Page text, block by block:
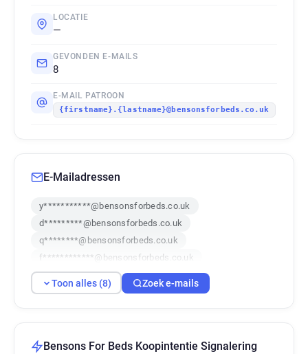
LOCATIE
—
GEVONDEN E-MAILS
8
E-MAIL PATROON
{firstname}.{lastname}@bensonsforbeds.co.uk
E-Mailadressen
y***********@bensonsforbeds.co.uk
d*********@bensonsforbeds.co.uk
q********@bensonsforbeds.co.uk
f************@bensonsforbeds.co.uk
s********@bensonsforbeds.co.uk
f*********@bensonsforbeds.co.uk
Toon alles (8) Zoek e-mails
Bensons For Beds Koopintentie Signalering